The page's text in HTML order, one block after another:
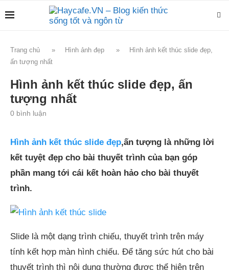
Trang chủ » Hình ảnh đẹp »
Hình ảnh kết thúc slide đẹp,
ấn tượng nhất
Hình ảnh kết thúc slide đẹp, ấn
tượng nhất
0 bình luận
Hình ảnh kết thúc slide đẹp,ấn tượng là những lời
kết tuyệt đẹp cho bài thuyết trình của bạn góp
phần mang tới cái kết hoàn hảo cho bài thuyết
trình.
Slide là một dạng trình chiếu, thuyết trình trên máy
tính kết hợp màn hình chiếu. Để tăng sức hút cho bài
thuyết trình thì nội dung thường được thể hiện trên